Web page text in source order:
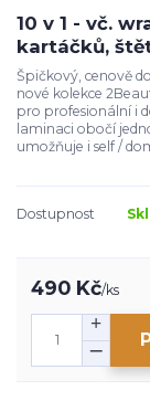
10 v 1 - vč.
kartáčků,
Špičkový, cenově
nové kolekce
pro profesionální i
laminaci obočí
umožňuje i self /
Dostupnost
490 Kč/ks